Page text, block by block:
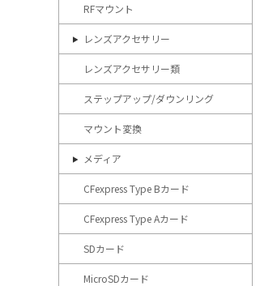
RFマウント
レンズアクセサリー
レンズアクセサリー類
ステップアップ/ダウンリング
マウント変換
メディア
CFexpress Type Bカード
CFexpress Type Aカード
SDカード
MicroSDカード